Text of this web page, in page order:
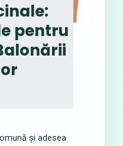
pentru
și adesea